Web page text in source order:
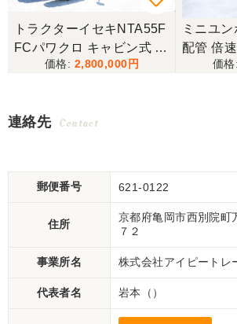
トラクターイセキNTA55F
FCパワクロ キャビン式 4
2,800,000
ミニユ
配管 倍
ムキャ
連絡先 Contact
郵便番号 621-0122
住所
京都府亀岡市西別院町
７２
事業所名 株式会社アイピートレ
代表者名 岩本（）